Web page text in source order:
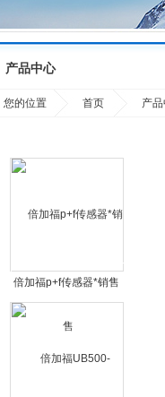
产品中心
您的位置 首页 产
倍加福p+f传感器*销售